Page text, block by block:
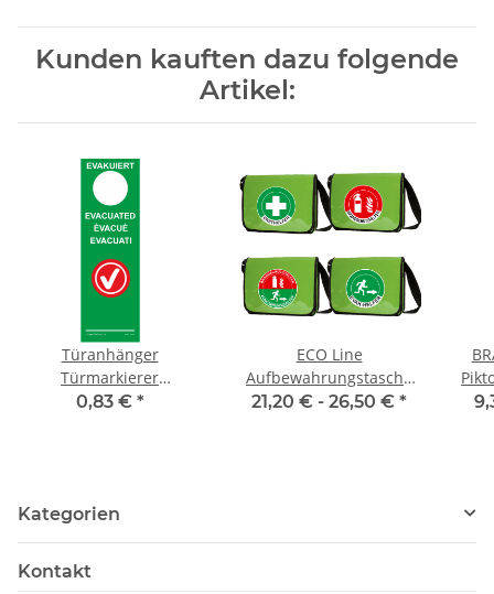
Kunden kauften dazu folgende
Artikel:
Türanhänger
Türmarkierer
Evakuierung
0,83 € *
ECO Line
Aufbewahrungstasche
Berlin Evak oder
21,20 € - 26,50 € *
Kategorien
Kontakt